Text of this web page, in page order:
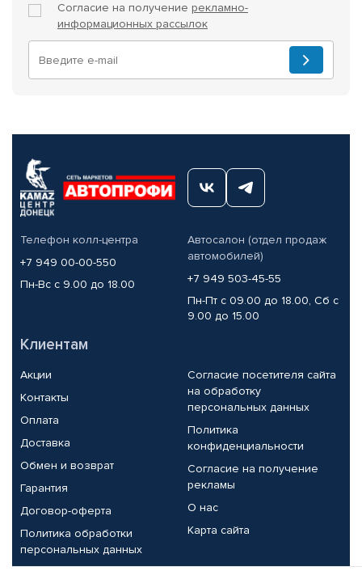
Согласие на получение рекламно-
информационных рассылок
Телефон колл-центра
+7 949 00-00-550
Пн-Вс с 9.00 до 18.00
Автосалон (отдел продаж
автомобилей)
+7 949 503-45-55
Пн-Пт с 09.00 до 18.00, Сб с
9.00 до 15.00
Клиентам
Акции
Контакты
Оплата
Доставка
Обмен и возврат
Гарантия
Договор-оферта
Политика обработки
персональных данных
Согласие посетителя сайта
на обработку
персональных данных
Политика
конфиденциальности
Согласие на получение
рекламы
О нас
Карта сайта